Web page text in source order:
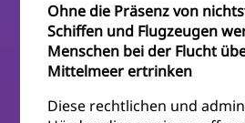
Ohne die Präsenz von
Schiffen und Flugzeugen
Menschen bei der Flucht
Mittelmeer ertrinken
Diese rechtlichen und